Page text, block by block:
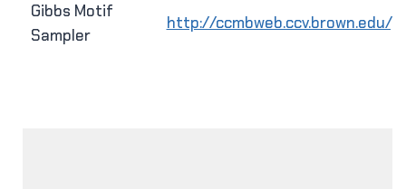
Gibbs Motif
Sampler
http://ccmbweb.ccv.brown.edu/